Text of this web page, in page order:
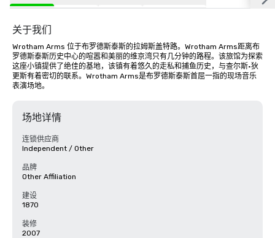
关于我们
Wrotham Arms 位于布罗德斯泰斯的拉姆斯盖特路。Wrotham Arms距离布
罗德斯泰斯历史中心的喧嚣和美丽的维京湾只有几分钟的路程。该旅馆为探索
这座小镇提供了绝佳的基地，该镇有着悠久的走私和捕鱼历史，与查尔斯·狄
更斯有着密切的联系。Wrotham Arms是布罗德斯泰斯首屈一指的现场音乐
表演场地。
场地详情
连锁供应商
Independent / Other
品牌
Other Affiliation
建设
1870
装修
2007